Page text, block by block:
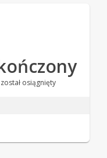
osiągnięty